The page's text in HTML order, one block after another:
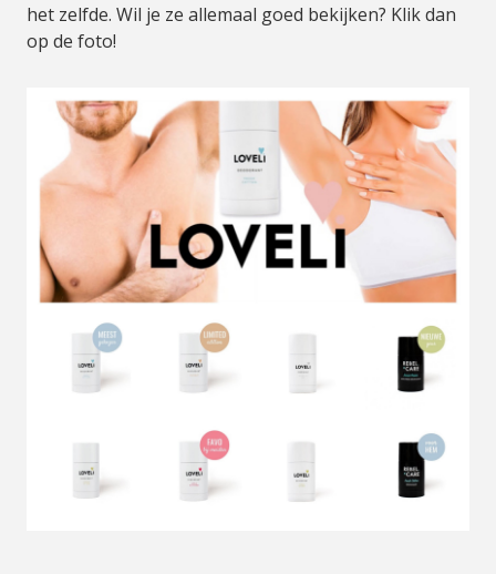
het zelfde. Wil je ze allemaal goed bekijken? Klik dan
op de foto!